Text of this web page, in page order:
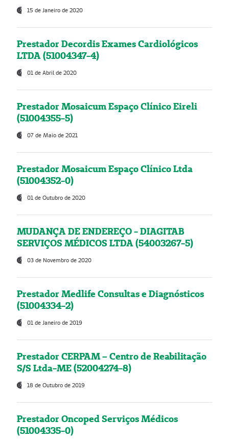
15 de Janeiro de 2020
Prestador Decordis Exames Cardiológicos
LTDA (51004347-4)
01 de Abril de 2020
Prestador Mosaicum Espaço Clínico Eireli
(51004355-5)
07 de Maio de 2021
Prestador Mosaicum Espaço Clínico Ltda
(51004352-0)
01 de Outubro de 2020
MUDANÇA DE ENDEREÇO - DIAGITAB
SERVIÇOS MÉDICOS LTDA (54003267-5)
03 de Novembro de 2020
Prestador Medlife Consultas e Diagnósticos
(51004334-2)
01 de Janeiro de 2019
Prestador CERPAM – Centro de Reabilitação
S/S Ltda-ME (52004274-8)
18 de Outubro de 2019
Prestador Oncoped Serviços Médicos
(51004335-0)